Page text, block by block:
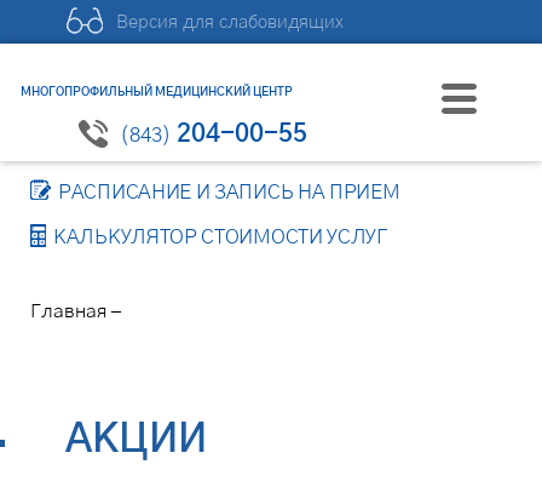
Версия для слабовидящих
МНОГОПРОФИЛЬНЫЙ МЕДИЦИНСКИЙ ЦЕНТР
(843) 204-00-55
РАСПИСАНИЕ И ЗАПИСЬ НА ПРИЕМ
КАЛЬКУЛЯТОР СТОИМОСТИ УСЛУГ
Главная –
АКЦИИ